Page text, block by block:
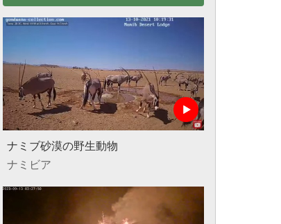
ナミブ砂漠の野生動物
ナミビア